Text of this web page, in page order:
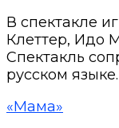
В спектакле
Клеттер, Идо
Спектакль
русском языке.
«Мама»